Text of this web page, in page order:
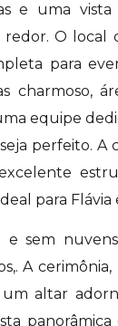
e uma vista
redor. O local
para
charmoso,
equipe
perfeito. A
para Flávia
sem
A
altar